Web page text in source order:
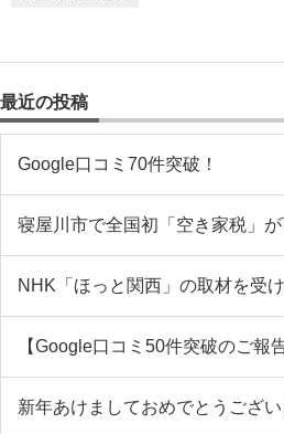
最近の投稿
Google口コミ70件突破！
寝屋川市で全国初「空き家税」が
NHK「ほっと関西」の取材を受
【Google口コミ50件突破のご報
新年あけましておめでとうござい